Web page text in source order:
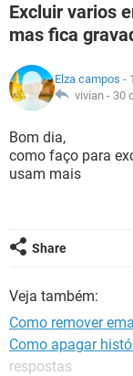
INSTAGRAM
GUIA DE COMPRAS
OUTLOOK
GUIA DE COMPRAS
JOGOS
CELULAR
OUTLOOK
INSTAGRAM
GUIA DE COMPRAS
FÓRUM
CELULAR
INSTAGRAM
GLOSSÁRIO
JOGOS
CELULAR
OUTLOOK
Excluir varios
mas fica
Elza campos -
vivian - 30
Bom dia,
como faço para
usam mais
Share
Veja também:
Como remover
Como apagar
respostas